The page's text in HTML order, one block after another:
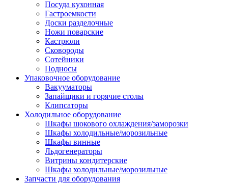
Посуда кухонная
Гастроемкости
Доски разделочные
Ножи поварские
Кастрюли
Сковороды
Сотейники
Подносы
Упаковочное оборудование
Вакууматоры
Запайщики и горячие столы
Клипсаторы
Холодильное оборудование
Шкафы шокового охлаждения/заморозки
Шкафы холодильные/морозильные
Шкафы винные
Льдогенераторы
Витрины кондитерские
Шкафы холодильные/морозильные
Запчасти для оборудования